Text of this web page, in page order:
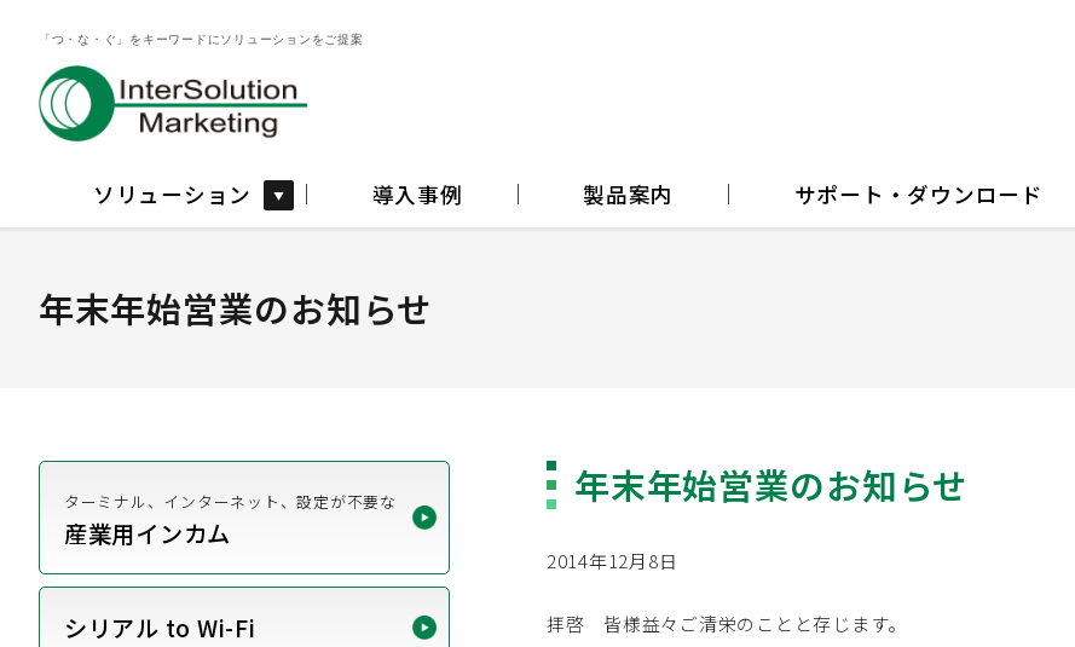
「つ・な・ぐ」をキーワードにソリューションをご提案
ソリューション 導入事例 製品案内 サポート・ダウンロード
年末年始営業のお知らせ
年末年始営業のお知らせ
2014年12月8日
拝啓 皆様益々ご清栄のことと存じます。
ターミナル、インターネット、設定が不要な
産業用インカム
シリアル to Wi-Fi